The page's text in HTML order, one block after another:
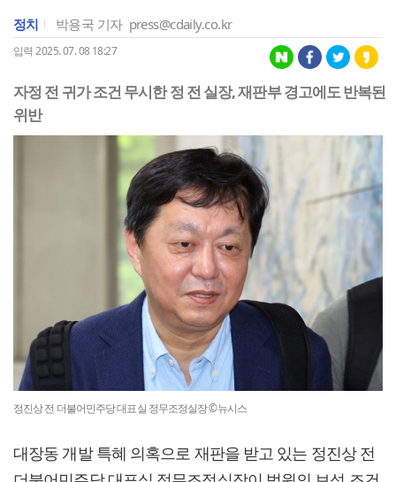
정치 박용국 기자 press@cdaily.co.kr
입력 2025. 07. 08 18:27
자정 전 귀가 조건 무시한 정 전 실장, 재판부 경고에도 반복된
위반
정진상 전 더불어민주당 대표실 정무조정실장 ©뉴시스
대장동 개발 특혜 의혹으로 재판을 받고 있는 정진상 전